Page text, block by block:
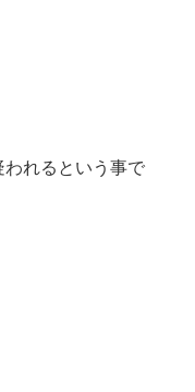
われるという事で